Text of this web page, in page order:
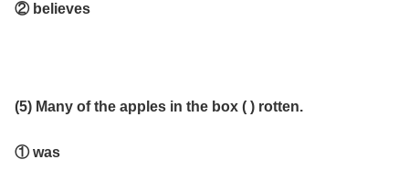
② believes
(5) Many of the apples in the box ( ) rotten.
① was